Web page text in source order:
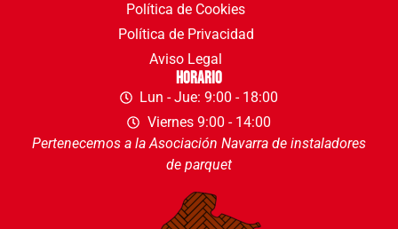
Política de Cookies
Política de Privacidad
Aviso Legal
Horario
Lun - Jue: 9:00 - 18:00
Viernes 9:00 - 14:00
Pertenecemos a la Asociación Navarra de instaladores
de parquet